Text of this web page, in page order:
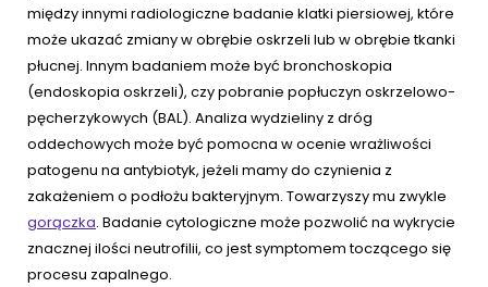
między innymi radiologiczne badanie klatki piersiowej, które
może ukazać zmiany w obrębie oskrzeli lub w obrębie tkanki
płucnej. Innym badaniem może być bronchoskopia
(endoskopia oskrzeli), czy pobranie popłuczyn oskrzelowo-
pęcherzykowych (BAL). Analiza wydzieliny z dróg
oddechowych może być pomocna w ocenie wrażliwości
patogenu na antybiotyk, jeżeli mamy do czynienia z
zakażeniem o podłożu bakteryjnym. Towarzyszy mu zwykle
gorączka. Badanie cytologiczne może pozwolić na wykrycie
znacznej ilości neutrofilii, co jest symptomem toczącego się
procesu zapalnego.